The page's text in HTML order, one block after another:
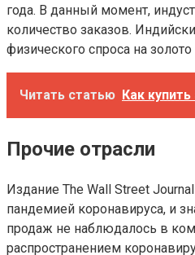
года. В данный момент,
количество заказов.
физического спроса на
Читать статью Как
Прочие отрасли
Издание The Wall Street
пандемией коронавируса, и
продаж не наблюдалось в
распространением